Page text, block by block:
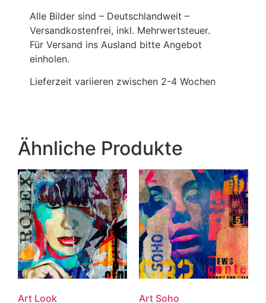
Alle Bilder sind – Deutschlandweit –
Versandkostenfrei, inkl. Mehrwertsteuer.
Für Versand ins Ausland bitte Angebot
einholen.
Lieferzeit variieren zwischen 2-4 Wochen
Ähnliche Produkte
Art Look Art Soho